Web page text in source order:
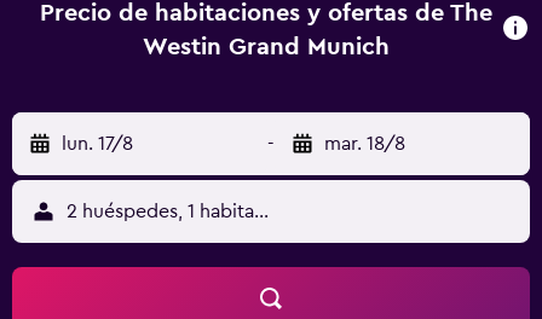
Precio de habitaciones y ofertas de The
Westin Grand Munich
lun. 17/8 - mar. 18/8
2 huéspedes, 1 habitación